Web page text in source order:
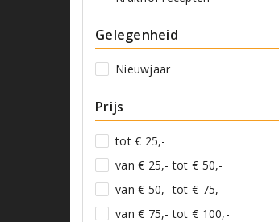
Gelegenheid
Nieuwjaar
Prijs
tot € 25,-
van € 25,- tot € 50,-
van € 50,- tot € 75,-
van € 75,- tot € 100,-